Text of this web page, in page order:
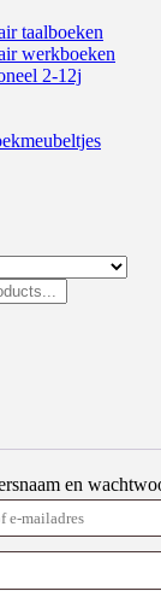
taalboeken
werkboeken
2-12j
en